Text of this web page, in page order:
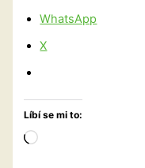
WhatsApp
X
Líbí se mi to:
Načítání…